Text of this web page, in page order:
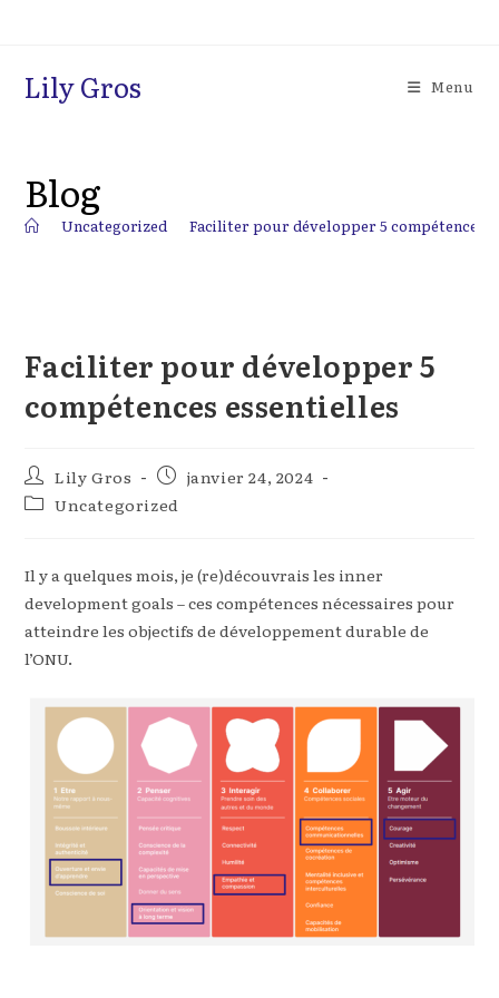
Lily Gros Menu
Blog
Uncategorized Faciliter pour développer 5 compétences
Faciliter pour développer 5
compétences essentielles
Auteur/autrice
de
la
Lily Gros
Publication
publiée :
janvier 24, 2024
PostUncategorized
Il y a quelques mois, je (re)découvrais les inner
development goals – ces compétences nécessaires pour
atteindre les objectifs de développement durable de
l’ONU.